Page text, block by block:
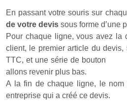
En passant votre souris sur
de votre devis sous forme d’une
Pour chaque ligne, vous avez la
client, le premier article du devis,
TTC, et une série de bouton
allons revenir plus bas.
A la fin de chaque ligne, le
entreprise qui a créé ce devis.